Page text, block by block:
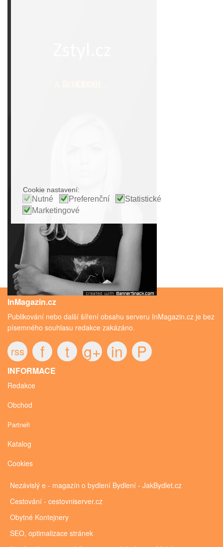
InMagazin.cz
Publikování nebo další šíření obsahu serveru InMagazin.cz je bez
písemného souhlasu redakce zakázáno.
rss f t g+ in P
INFORMACE
Redakce
Obchod
Partneři
Katalog
Cookies
Nezávislý e - magazín o bydlení Bydlení - JakBydlet.cz
Cestování - cestovniserver.cz
Obytné Kontejnery
SEO, optimalizace stránek
Cookie nastavení:
Nutné Preferenční
Statistické
Marketingové